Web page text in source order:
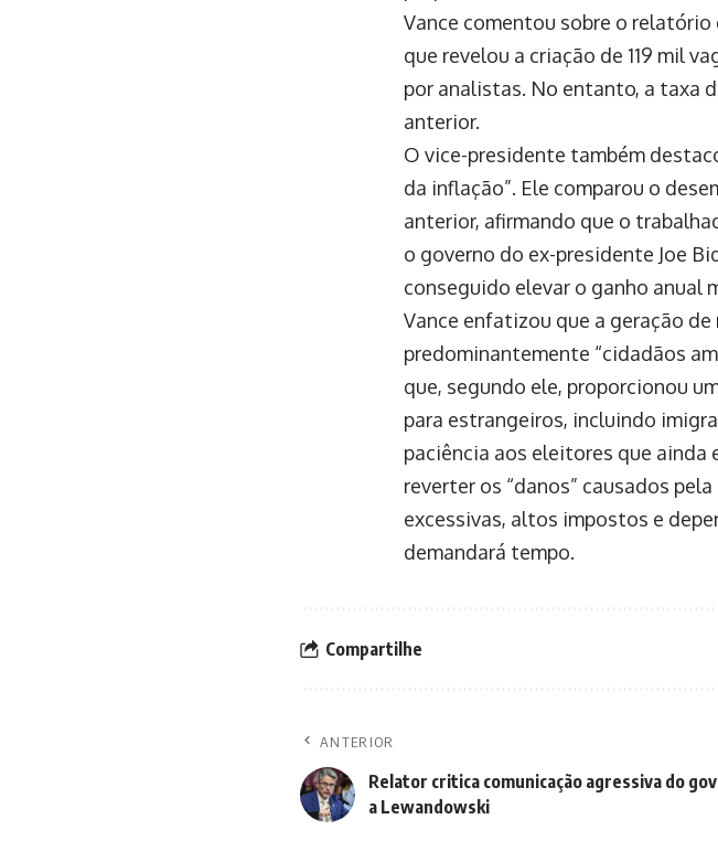
Vance comentou sobre o relatório
que revelou a criação de 119 mil
por analistas. No entanto, a taxa
anterior.
O vice-presidente também
da inflação”. Ele comparou o
anterior, afirmando que o
o governo do ex-presidente Joe
conseguido elevar o ganho anual
Vance enfatizou que a geração
predominantemente “cidadãos
que, segundo ele, proporcionou
para estrangeiros, incluindo
paciência aos eleitores que
reverter os “danos” causados
excessivas, altos impostos e
demandará tempo.
Compartilhe
ANTERIOR
Relator critica comunicação agressiva do
a Lewandowski